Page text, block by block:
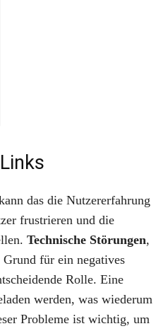
das die Nutzererfahrung
frustrieren und die
Technische Störungen,
für ein negatives
Rolle. Eine
werden, was wiederum
Probleme ist wichtig, um